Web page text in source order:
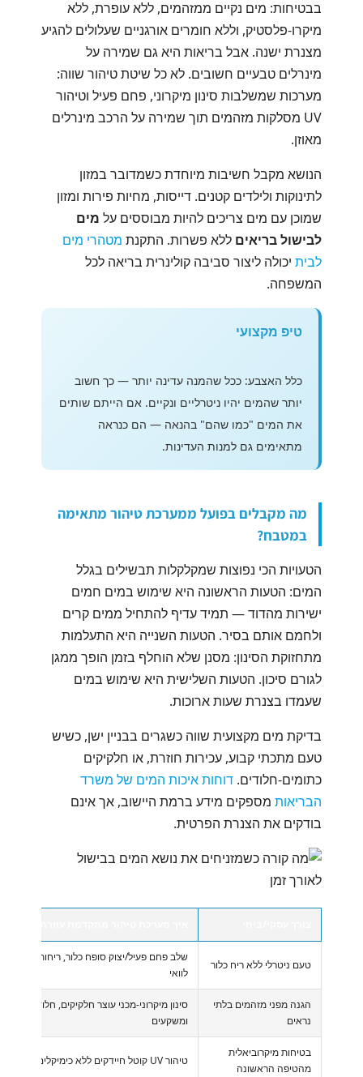
בבטיחות: מים נקיים ממזהמים, ללא עופרת, ללא
מיקרו-פלסטיק, וללא חומרים אורגניים שעלולים להגיע
מצנרת ישנה. אבל בריאות היא גם שמירה על
מינרלים טבעיים חשובים. לא כל שיטת טיהור שווה:
מערכות שמשלבות סינון מיקרוני, פחם פעיל וטיהור
UV מסלקות מזהמים תוך שמירה על הרכב מינרלים
מאוזן.
הנושא מקבל חשיבות מיוחדת כשמדובר במזון
לתינוקות ולילדים קטנים. דייסות, מחיות פירות ומזון
שמוכן עם מים צריכים להיות מבוססים על מים
לבישול בריאים ללא פשרות. התקנת מטהרי מים
לבית יכולה ליצור סביבה קולינרית בריאה לכל
המשפחה.
טיפ מקצועי
כלל האצבע: ככל שהמנה עדינה יותר — כך חשוב
יותר שהמים יהיו ניטרליים ונקיים. אם הייתם שותים
את המים "כמו שהם" בהנאה — הם כנראה
מתאימים גם למנות העדינות.
מה מקבלים בפועל ממערכת טיהור מתאימה
במטבח?
הטעויות הכי נפוצות שמקלקלות תבשילים בגלל
המים: הטעות הראשונה היא שימוש במים חמים
ישירות מהדוד — תמיד עדיף להתחיל ממים קרים
ולחמם אותם בסיר. הטעות השנייה היא התעלמות
מתחזוקת הסינון: מסנן שלא הוחלף בזמן הופך ממגן
לגורם סיכון. הטעות השלישית היא שימוש במים
שעמדו בצנרת שעות ארוכות.
בדיקת מים מקצועית שווה כשגרים בבניין ישן, כשיש
טעם מתכתי קבוע, עכירות חוזרת, או חלקיקים
כתומים-חלודים. דוחות איכות המים של משרד
הבריאות מספקים מידע ברמת היישוב, אך אינם
בודקים את הצנרת הפרטית.
טעם ניטרלי ללא ריח כלור
שלב פחם פעיל/יצוק סופח כלור, ריחות וטעמי
לוואי
הגנה מפני מזהמים בלתי
נראים
סינון מיקרוני-מכני עוצר חלקיקים, חלודה
ומשקעים
בטיחות מיקרוביאלית
מהטיפה הראשונה
טיהור UV קוטל חיידקים ללא כימיקלים